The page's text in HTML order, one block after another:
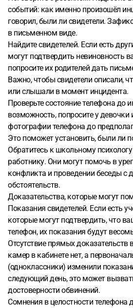
событий: как именно произошёл
говорил, были ли свидетели.
в письменном виде.
Найдите свидетелей. Если есть
могут подтвердить невиновность
попросите их родителей дать
Важно, чтобы свидетели описали,
или слышали в момент инцидента.
Проверьте состояние телефона до
возможность, попросите у девочки
фотографии телефона до
Это поможет установить, были ли
Обратитесь к школьному
работнику. Они могут помочь в
конфликта и проведении беседы с
обстоятельств.
Доказательства, которые могут
Показания свидетелей. Если есть
которые могут подтвердить, что
телефон, их показания будут
Отсутствие прямых доказательств
камер в кабинете нет, а
(одноклассники) изменили
следующий день, это может
достоверности обвинений.
Сомнения в целостности телефона